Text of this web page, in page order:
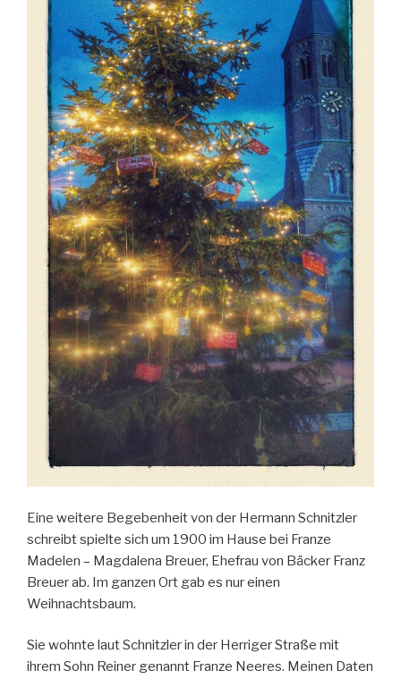
Eine weitere Begebenheit von der Hermann Schnitzler
schreibt spielte sich um 1900 im Hause bei Franze
Madelen – Magdalena Breuer, Ehefrau von Bäcker Franz
Breuer ab. Im ganzen Ort gab es nur einen
Weihnachtsbaum.
Sie wohnte laut Schnitzler in der Herriger Straße mit
ihrem Sohn Reiner genannt Franze Neeres. Meinen Daten